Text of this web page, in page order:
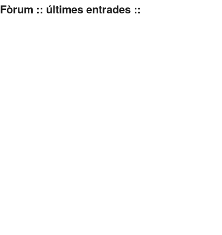
Fòrum :: últimes entrades ::